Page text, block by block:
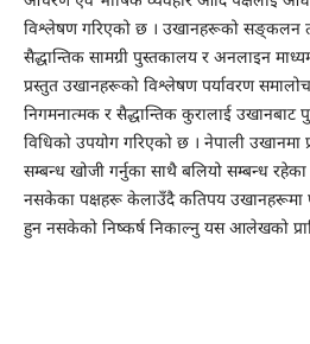
विश्लेषण गरिएको छ । उखानहरूको सङ्कलन
सैद्धान्तिक सामग्री पुस्तकालय र अनलाइन
प्रस्तुत उखानहरूको विश्लेषण पर्यावरण
निगमनात्मक र सैद्धान्तिक कुरालाई उखानबाट
विधिको उपयोग गरिएको छ । नेपाली उखानमा
सम्बन्ध खोजी गर्नुका साथै बलियो सम्बन्ध
नसकेका पक्षहरू केलाउँदै कतिपय उखानहरूमा
हुन नसकेको निष्कर्ष निकाल्नु यस आलेखको